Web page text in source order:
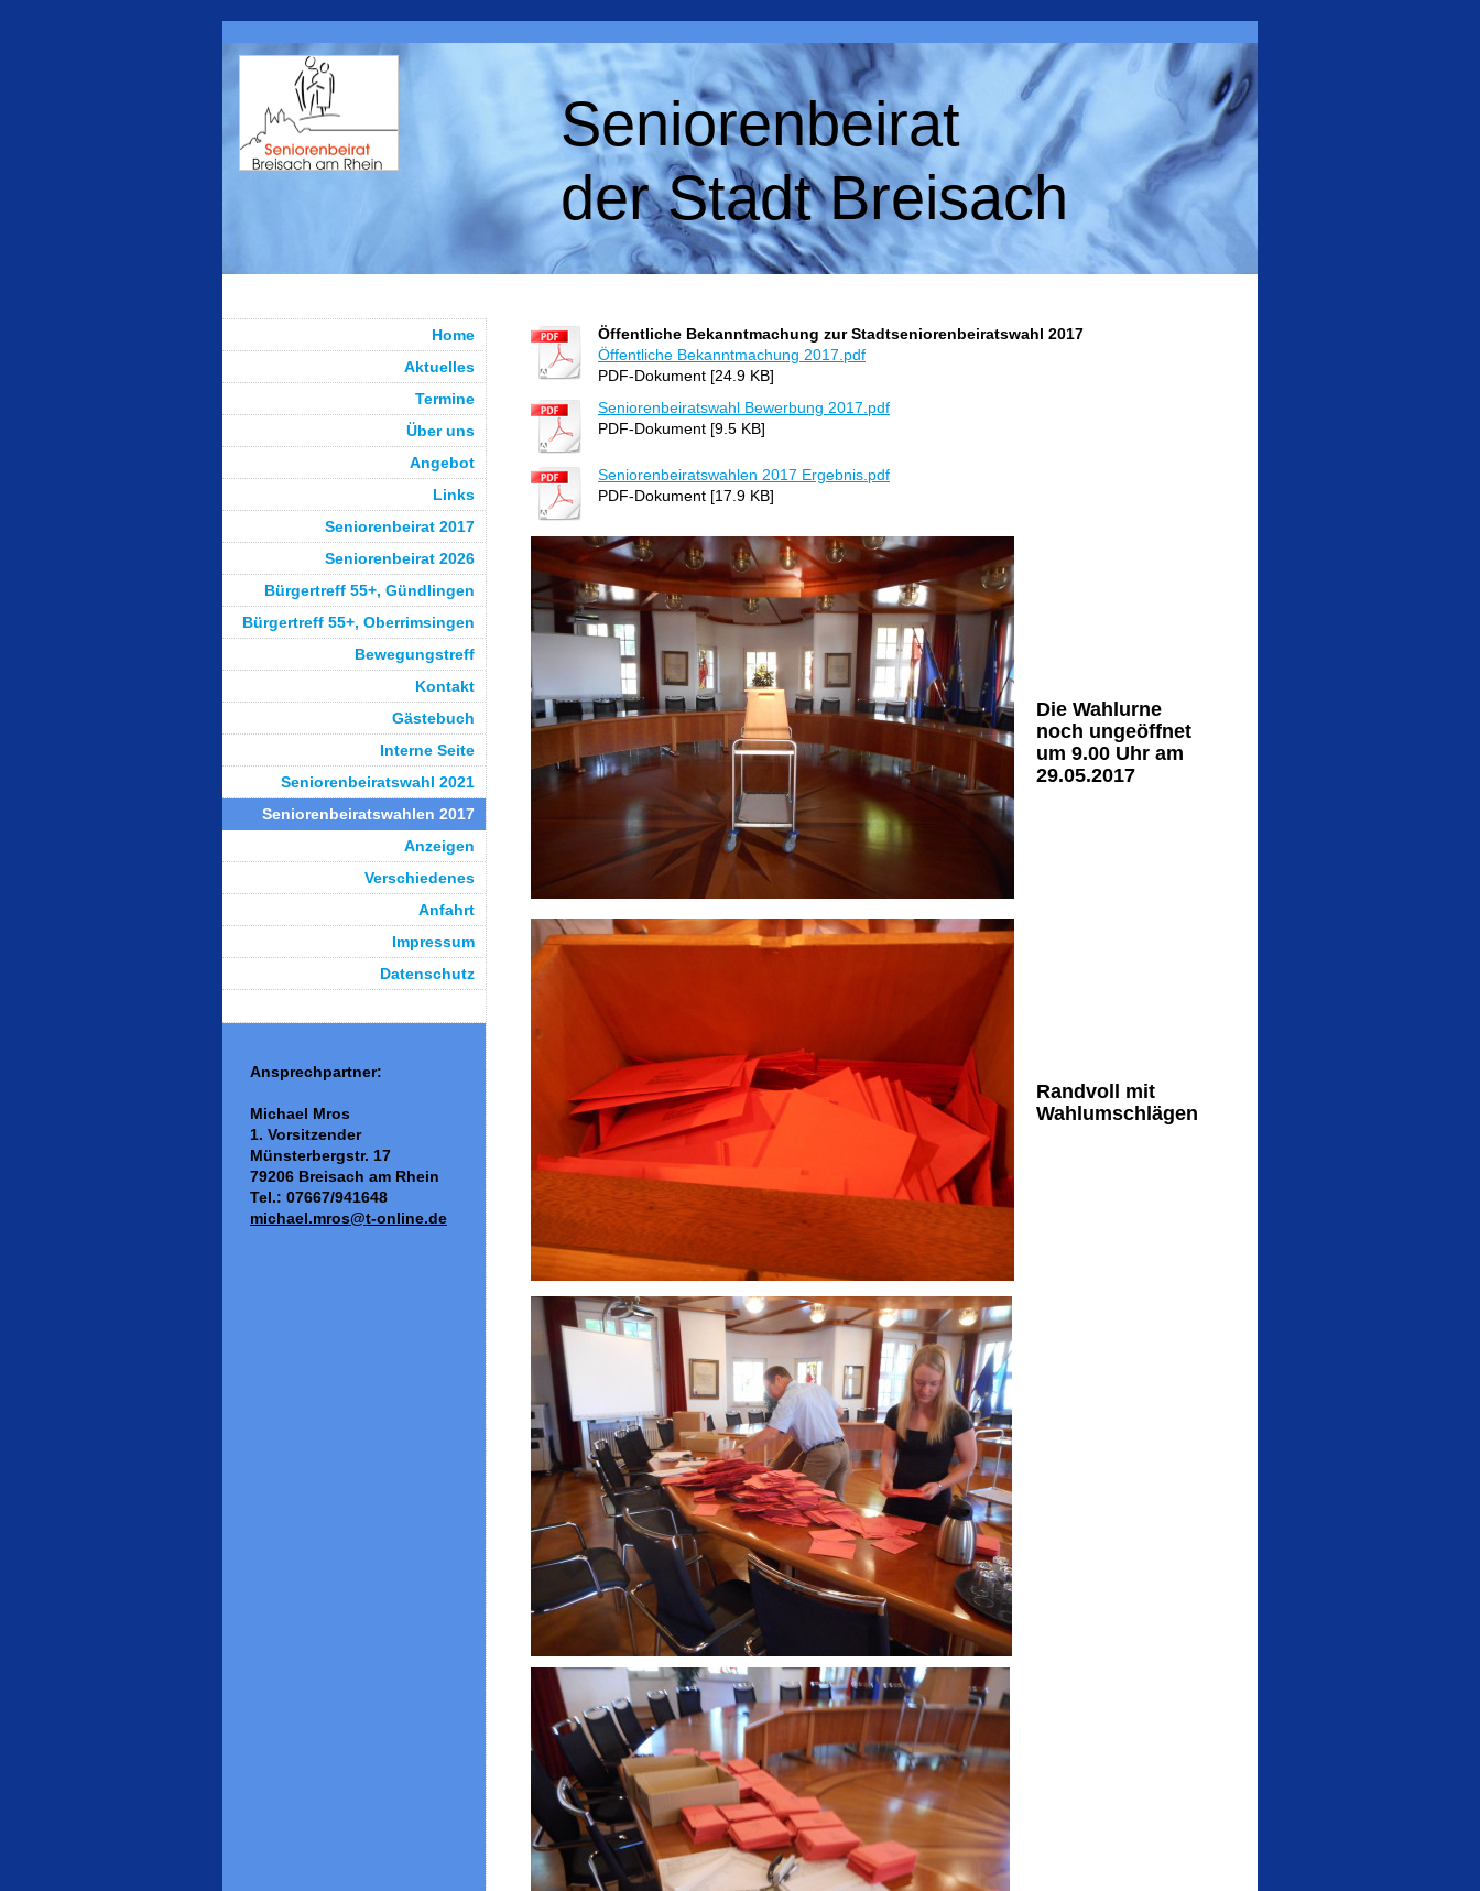
Seniorenbeirat
der Stadt Breisach
Öffentliche Bekanntmachung zur Stadtseniorenbeiratswahl 2017
Öffentliche Bekanntmachung 2017.pdf
PDF-Dokument [24.9 KB]
Seniorenbeiratswahl Bewerbung 2017.pdf
PDF-Dokument [9.5 KB]
Seniorenbeiratswahlen 2017 Ergebnis.pdf
PDF-Dokument [17.9 KB]
Die Wahlurne
noch ungeöffnet
um 9.00 Uhr am
29.05.2017
Randvoll mit
Wahlumschlägen
Home
Aktuelles
Termine
Über uns
Angebot
Links
Seniorenbeirat 2017
Seniorenbeirat 2026
Bürgertreff 55+, Gündlingen
Bürgertreff 55+, Oberrimsingen
Bewegungstreff
Kontakt
Gästebuch
Interne Seite
Seniorenbeiratswahl 2021
Seniorenbeiratswahlen 2017
Anzeigen
Verschiedenes
Anfahrt
Impressum
Datenschutz
Ansprechpartner:
Michael Mros
1. Vorsitzender
Münsterbergstr. 17
79206 Breisach am Rhein
Tel.: 07667/941648
michael.mros@t-online.de